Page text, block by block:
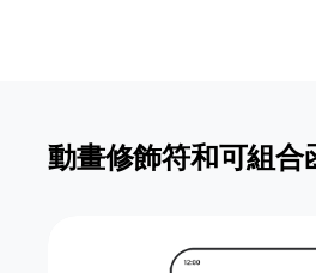
動畫修飾符和可組合